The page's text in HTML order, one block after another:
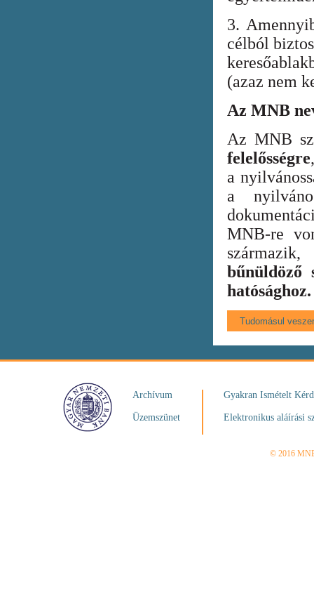
3.
célból
(azaz nem
Az MNB
Az MNB
felelősségre
a
a
MNB-re
bűnüldöző
hatósághoz.
Archívum
Üzemszünet
Gyakran Ismételt
Elektronikus aláírási
© 2016